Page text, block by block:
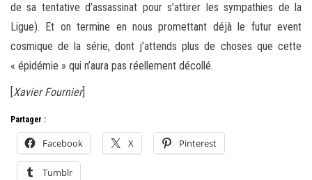
de sa tentative d’assassinat pour s’attirer les sympathies de la
Ligue). Et on termine en nous promettant déjà le futur event
cosmique de la série, dont j’attends plus de choses que cette
« épidémie » qui n’aura pas réellement décollé.
[Xavier Fournier]
Partager :
Facebook X Pinterest
Tumblr